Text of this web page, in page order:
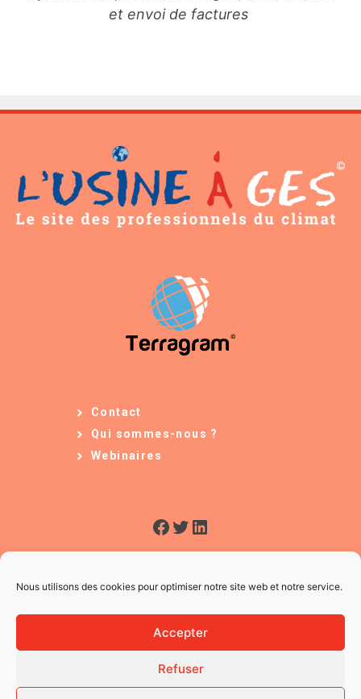
Nous utilisons des cookies pour optimiser notre site web et notre service.
Accepter
Refuser
et envoi de factures
Contact
Qui sommes-nous ?
Webinaires
Facebook
Twitter
LinkedIn
© 2026 L'Usine à Ges
CGV